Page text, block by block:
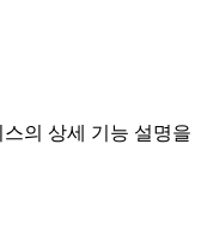
의 상세 기능 설명을